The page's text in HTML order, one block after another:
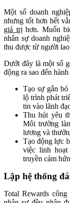
Một số doanh
nhưng tốt hơn hết
giá trị hơn. Muốn
nhân sự doanh
thu được từ người
Dưới đây là một số
động ra sao đến
Tạo sự gắn
lộ trình phát
tin vào lãnh
Thu hút yêu
Môi trường
lương và
Tạo động lực
việc linh hoạt
truyền cảm
Lập hệ thống
Total Rewards